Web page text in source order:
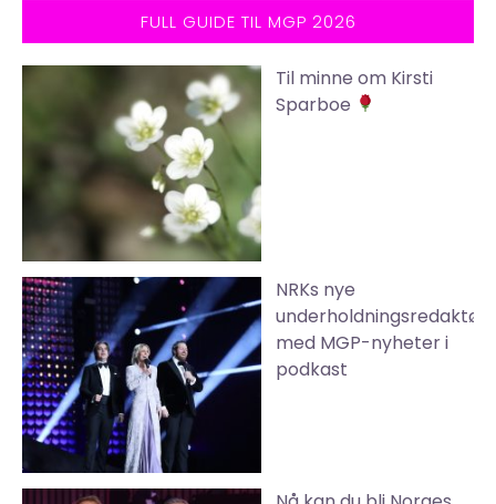
FULL GUIDE TIL MGP 2026
Til minne om Kirsti
Sparboe
NRKs nye
underholdningsredaktør
med MGP-nyheter i
podkast